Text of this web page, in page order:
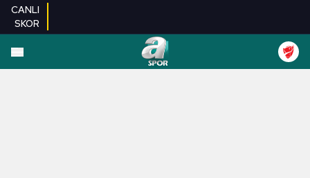
CANLI
SKOR